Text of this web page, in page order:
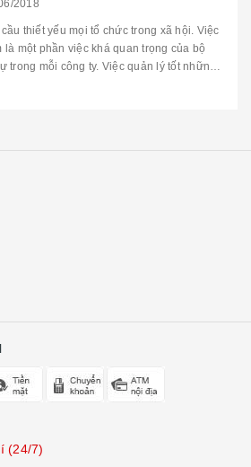
2018
thiết yếu mọi tổ chức trong xã hội. Việc
một phần việc khá quan trọng của bộ
trong mỗi công ty. Việc quản lý tốt những
(24/7)